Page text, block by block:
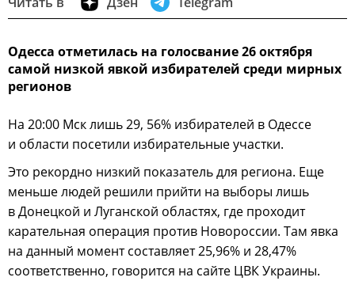
Одесса отметилась на голосвание 26 октября
самой низкой явкой избирателей среди мирных
регионов
На 20:00 Мск лишь 29, 56% избирателей в Одессе
и области посетили избирательные участки.
Это рекордно низкий показатель для региона. Еще
меньше людей решили прийти на выборы лишь
в Донецкой и Луганской областях, где проходит
карательная операция против Новороссии. Там явка
на данный момент составляет 25,96% и 28,47%
соответственно, говорится на сайте ЦВК Украины.